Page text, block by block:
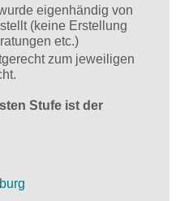
eigenhändig von
(keine Erstellung
etc.)
zum jeweiligen
Stufe ist der